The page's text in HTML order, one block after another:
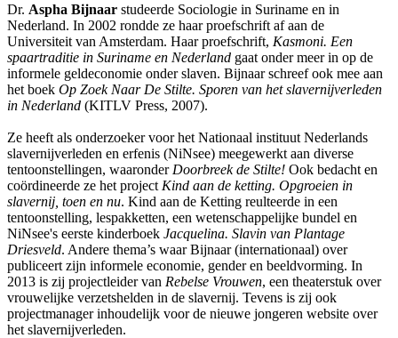
Dr. Aspha Bijnaar studeerde Sociologie in Suriname en in
Nederland. In 2002 rondde ze haar proefschrift af aan de
Universiteit van Amsterdam. Haar proefschrift, Kasmoni. Een
spaartraditie in Suriname en Nederland gaat onder meer in op de
informele geldeconomie onder slaven. Bijnaar schreef ook mee aan
het boek Op Zoek Naar De Stilte. Sporen van het slavernijverleden
in Nederland (KITLV Press, 2007).
Ze heeft als onderzoeker voor het Nationaal instituut Nederlands
slavernijverleden en erfenis (NiNsee) meegewerkt aan diverse
tentoonstellingen, waaronder Doorbreek de Stilte! Ook bedacht en
coördineerde ze het project Kind aan de ketting. Opgroeien in
slavernij, toen en nu. Kind aan de Ketting reulteerde in een
tentoonstelling, lespakketten, een wetenschappelijke bundel en
NiNsee's eerste kinderboek Jacquelina. Slavin van Plantage
Driesveld. Andere thema’s waar Bijnaar (internationaal) over
publiceert zijn informele economie, gender en beeldvorming. In
2013 is zij projectleider van Rebelse Vrouwen, een theaterstuk over
vrouwelijke verzetshelden in de slavernij. Tevens is zij ook
projectmanager inhoudelijk voor de nieuwe jongeren website over
het slavernijverleden.